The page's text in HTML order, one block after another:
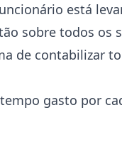
está
sobre todos os
de contabilizar
gasto por